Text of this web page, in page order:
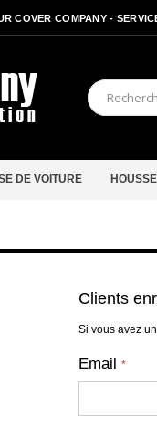
COVER COMPANY -
DE VOITURE
Clients
Si vous avez
Email